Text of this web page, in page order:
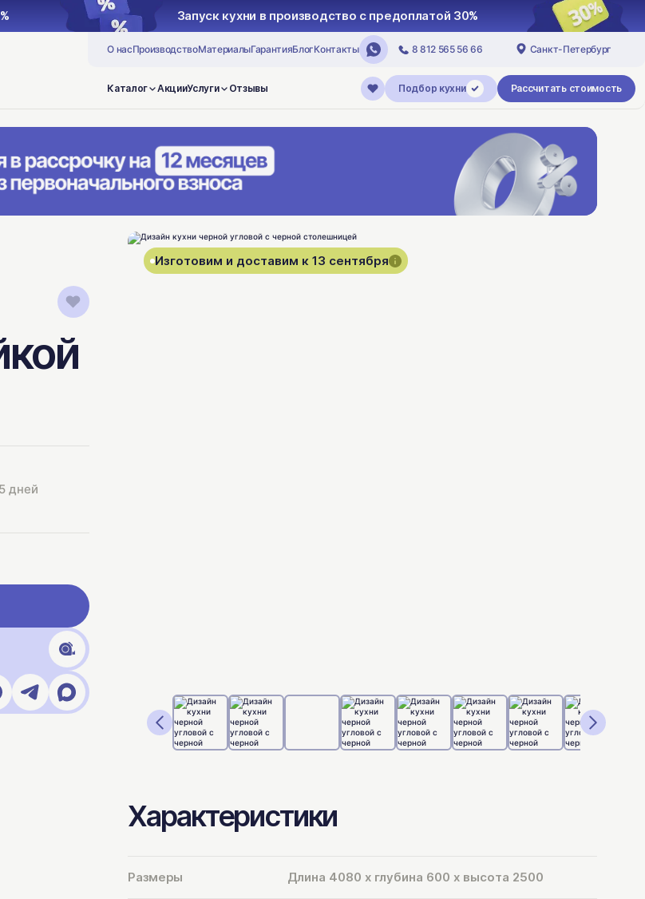
Запуск кухни в производство с предоплатой 30%
О насПроизводствоМатериалыГарантияБлогКонтакты 8 812 565 56 66 Санкт-Петербург
Каталог АкцииУслуги Отзывы Подбор кухни Рассчитать стоимость
дней
Изготовим и доставим к 13 сентября
Характеристики
Размеры Длина 4080 х глубина 600 х высота 2500